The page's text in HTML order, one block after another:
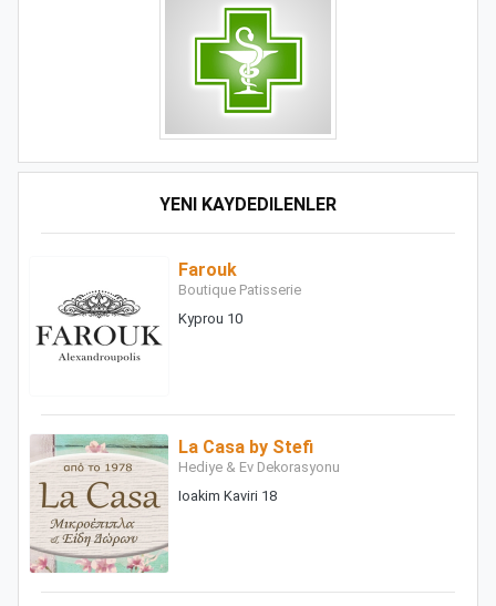
YENI KAYDEDILENLER
Farouk
Boutique Patisserie
Kyprou 10
La Casa by Stefi
Hediye & Ev Dekorasyonu
Ioakim Kaviri 18